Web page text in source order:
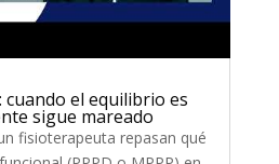
el equilibrio es
sigue mareado
fisioterapeuta repasan qué